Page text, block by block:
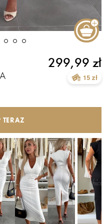
299,99 zł
15 zł
TERAZ